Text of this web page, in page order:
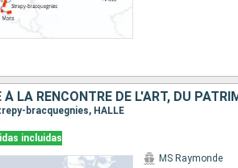
bracquegnies, HALLE
incluidas
MS Raymonde